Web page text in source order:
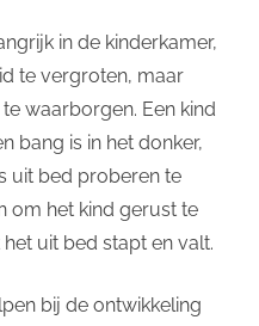
aan
de
je
dochter.
in de kinderkamer,
te vergroten, maar
waarborgen. Een kind
bang is in het donker,
uit bed proberen te
om het kind gerust te
uit bed stapt en valt.
bij de ontwikkeling